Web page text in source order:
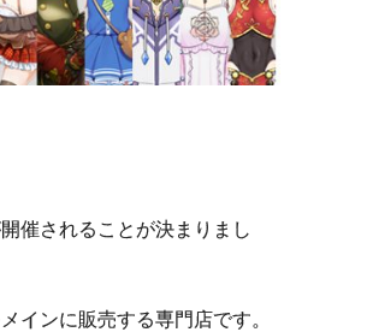
催されることが決まりまし
インに販売する専門店です。